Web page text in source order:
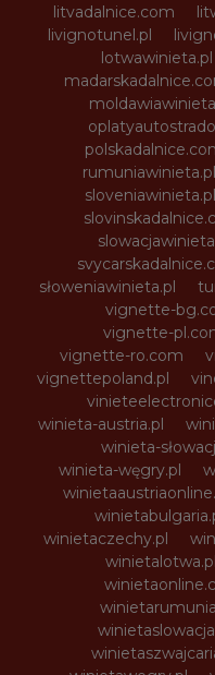
litvadalnice.com
livignotunel.pl
lotwawinieta.pl
rumuniawinieta.pl
sloveniawinieta.pl
słoweniawinieta.pl
vignette-
vignette-
vignette-ro.com
vignettepoland.pl
winieta-austria.pl
winieta-
winieta-węgry.pl
winietaczechy.pl
winietalotwa.pl